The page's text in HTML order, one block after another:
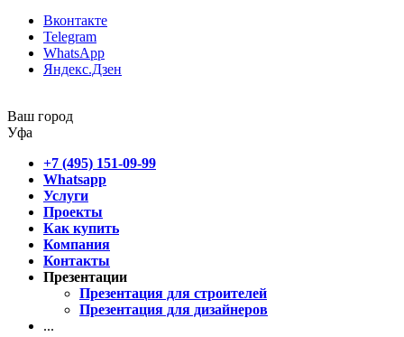
Вконтакте
Telegram
WhatsApp
Яндекс.Дзен
Ваш город
Уфа
+7 (495) 151-09-99
Whatsapp
Услуги
Проекты
Как купить
Компания
Контакты
Презентации
Презентация для строителей
Презентация для дизайнеров
...